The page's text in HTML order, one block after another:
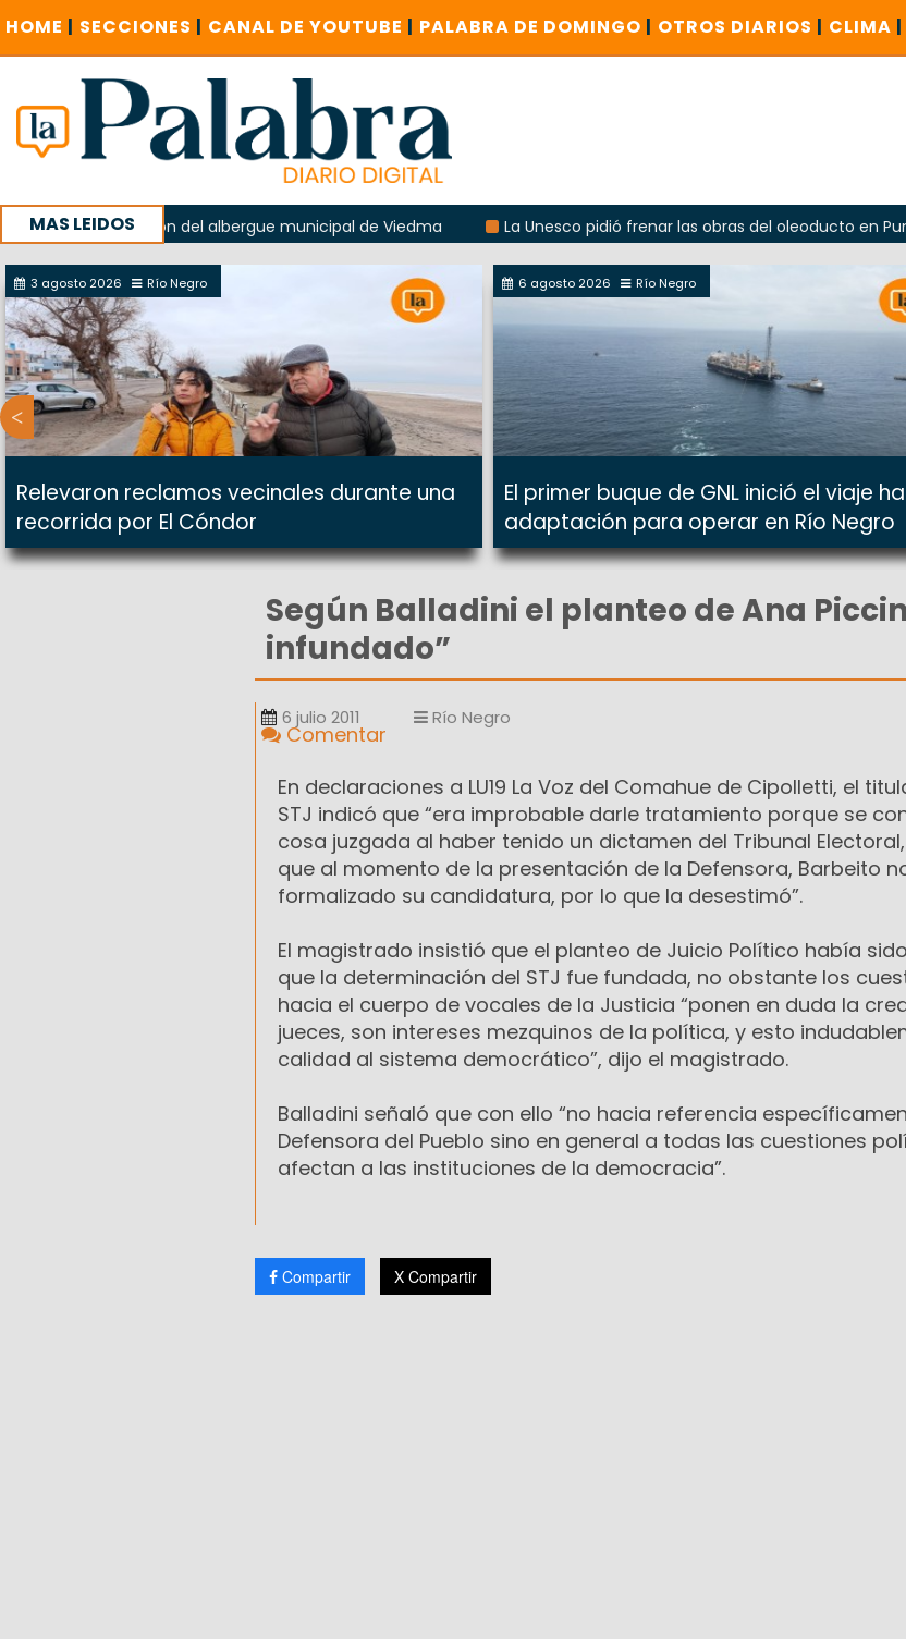
HOME | SECCIONES | CANAL DE YOUTUBE | PALABRA DE DOMINGO | OTROS DIARIOS | CLIMA |
MAS LEIDOS
en la explosión del albergue municipal de Viedma La Unesco pidió frenar las obras del oleoducto en Punta
con un encuentro provincial en Roca
3 agosto 2026 Río Negro
Relevaron reclamos vecinales durante una
recorrida por El Cóndor
6 agosto 2026 Río Negro
El primer buque de GNL inició el viaje
adaptación para operar en Río Negro
Según Balladini el planteo de Ana
infundado”
6 julio 2011 Río Negro
Comentar
En declaraciones a LU19 La Voz del Comahue de Cipolletti, el
STJ indicó que “era improbable darle tratamiento porque se
cosa juzgada al haber tenido un dictamen del Tribunal
que al momento de la presentación de la Defensora, Barbeito
formalizado su candidatura, por lo que la desestimó”.
El magistrado insistió que el planteo de Juicio Político había
que la determinación del STJ fue fundada, no obstante los
hacia el cuerpo de vocales de la Justicia “ponen en duda la
jueces, son intereses mezquinos de la política, y esto
calidad al sistema democrático”, dijo el magistrado.
Balladini señaló que con ello “no hacia referencia
Defensora del Pueblo sino en general a todas las cuestiones
afectan a las instituciones de la democracia”.
Compartir X Compartir